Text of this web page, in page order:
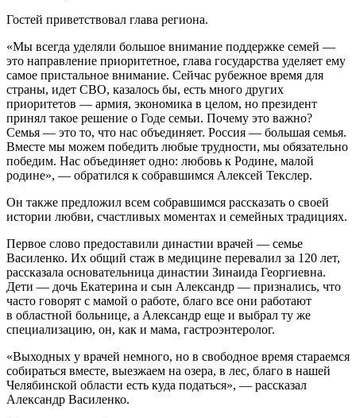
Гостей приветствовал глава региона.
«Мы всегда уделяли большое внимание поддержке семей —
это направление приоритетное, глава государства уделяет ему
самое пристальное внимание. Сейчас рубежное время для
страны, идет СВО, казалось бы, есть много других
приоритетов — армия, экономика в целом, но президент
принял такое решение о Годе семьи. Почему это важно?
Семья — это то, что нас объединяет. Россия — большая семья.
Вместе мы можем победить любые трудности, мы обязательно
победим. Нас объединяет одно: любовь к Родине, малой
родине», — обратился к собравшимся Алексей Текслер.
Он также предложил всем собравшимся рассказать о своей
истории любви, счастливых моментах и семейных традициях.
Первое слово предоставили династии врачей — семье
Василенко. Их общий стаж в медицине перевалил за 120 лет,
рассказала основательница династии Зинаида Георгиевна.
Дети — дочь Екатерина и сын Александр — признались, что
часто говорят с мамой о работе, благо все они работают
в областной больнице, а Александр еще и выбрал ту же
специализацию, он, как и мама, гастроэнтеролог.
«Выходных у врачей немного, но в свободное время стараемся
собираться вместе, выезжаем на озера, в лес, благо в нашей
Челябинской области есть куда податься», — рассказал
Александр Василенко.